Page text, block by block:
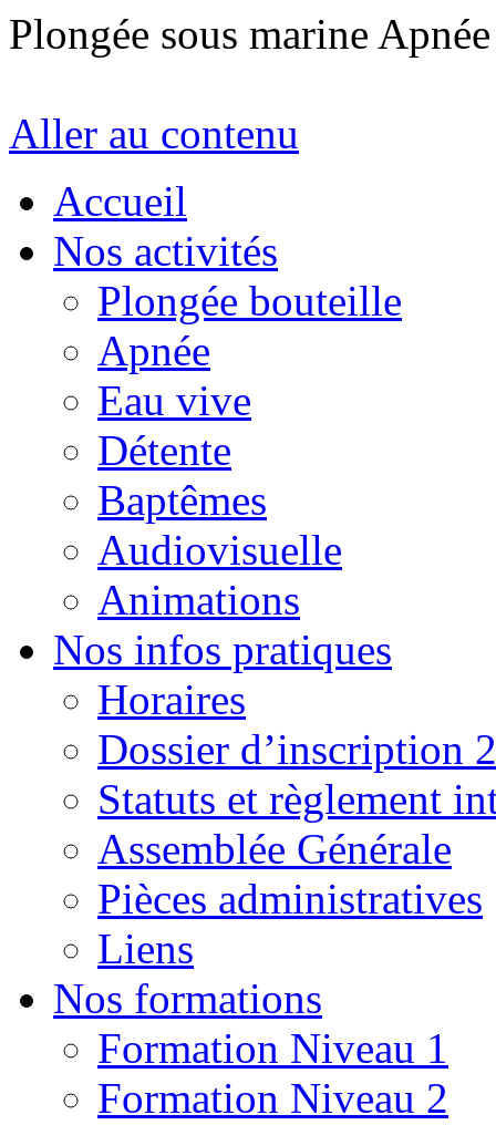
Plongée sous marine
Aller au contenu
Accueil
Nos activités
Plongée bouteille
Apnée
Eau vive
Détente
Baptêmes
Audiovisuelle
Animations
Nos infos pratiques
Horaires
Dossier d’inscription
Statuts et règlement
Assemblée Générale
Pièces administratives
Liens
Nos formations
Formation Niveau 1
Formation Niveau 2